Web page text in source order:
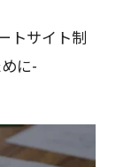
トサイト制
に-